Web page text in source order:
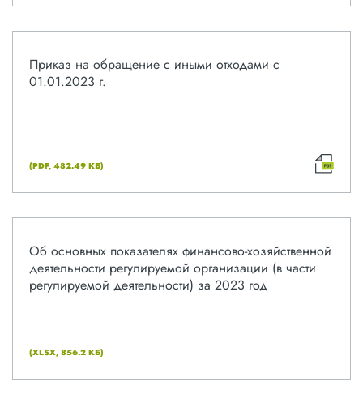
Приказ на обращение с иными отходами с
01.01.2023 г.
(PDF, 482.49 КБ)
Об основных показателях финансово-хозяйственной
деятельности регулируемой организации (в части
регулируемой деятельности) за 2023 год
(XLSX, 856.2 КБ)